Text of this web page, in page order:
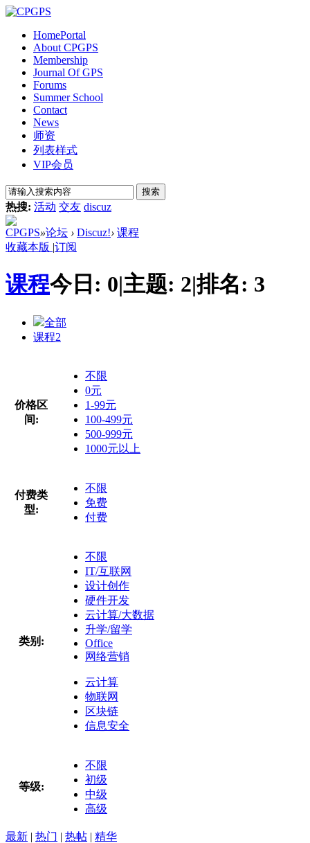
HomePortal
About CPGPS
Membership
Journal Of GPS
Forums
Summer School
Contact
News
师资
列表样式
VIP会员
搜索
热搜: 活动 交友 discuz
CPGPS»论坛 › Discuz!› 课程
收藏本版 |订阅
课程今日: 0|主题: 2|排名: 3
全部
课程2
价格区
间:
不限
0元
1-99元
100-499元
500-999元
1000元以上
付费类
型:
不限
免费
付费
类别:
不限
IT/互联网
设计创作
硬件开发
云计算/大数据
升学/留学
Office
网络营销
云计算
物联网
区块链
信息安全
等级:
不限
初级
中级
高级
最新 | 热门 | 热帖 | 精华